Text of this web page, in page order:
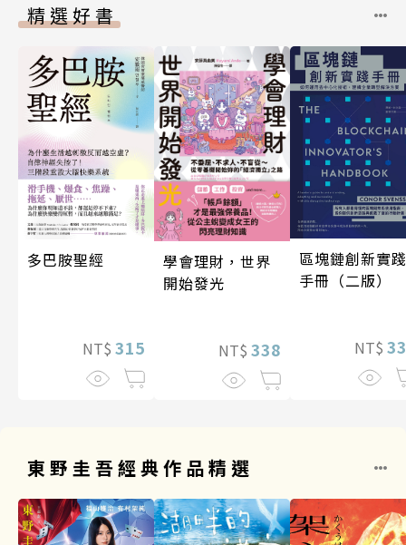
精選好書
多巴胺聖經
NT$ 315
學會理財，世界
開始發光
NT$ 338
區塊鏈創新實踐
手冊（二版）
NT$
東野圭吾經典作品精選